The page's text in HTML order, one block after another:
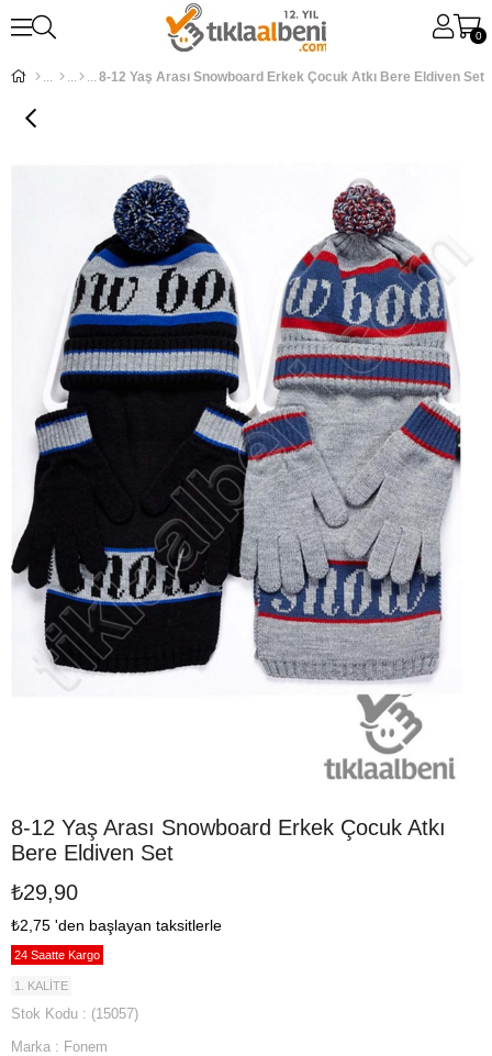
0
8-12 Yaş Arası Snowboard Erkek Çocuk Atkı Bere Eldiven Set
8-12 Yaş Arası Snowboard Erkek Çocuk Atkı
Bere Eldiven Set
₺29,90
₺2,75 'den başlayan taksitlerle
24 Saatte Kargo
1. KALİTE
Stok Kodu
(15057)
Marka : Fonem